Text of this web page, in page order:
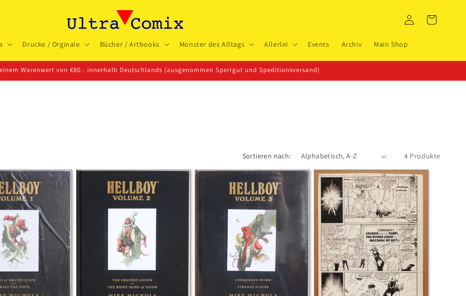
Drucke / Orginale Bücher / Artbooks Monster des Alltags Allerlei Events Archiv Main Shop
EinloggenWarenkorb
Warenwert von €80.- innerhalb Deutschlands (ausgenommen Sperrgut und Speditionsversand)
Sortieren nach: 4 Produkte